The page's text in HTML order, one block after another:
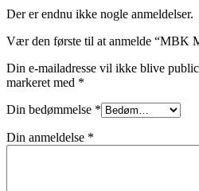
Der er endnu ikke nogle anmeldelser.
Vær den første til at anmelde “MBK
Din e-mailadresse vil ikke blive
markeret med *
Din bedømmelse *
Din anmeldelse *